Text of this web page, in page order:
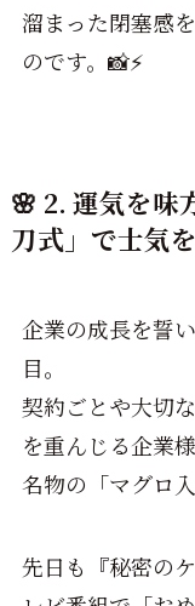
溜まった閉塞感
のです。📸⚡️
🌸 2. 運気を味
刀式」で士気
企業の成長を誓
目。
契約ごとや大切
を重んじる企業
名物の「マグロ
先日も『秘密の